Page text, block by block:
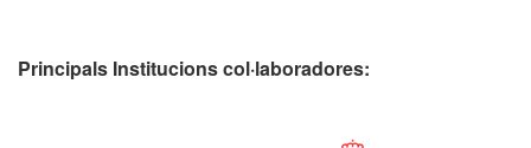
Principals Institucionscol·laboradores: